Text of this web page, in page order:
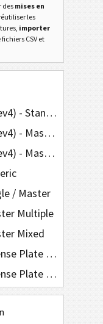
desmises en
les
importer
CSV et
Odette OTL 1 (V1Rev4) - Standard / Master
Odette OTL 1 (V1Rev4) - Master Multiple
Odette OTL 1 (V1Rev4) - Master Mixed
/ Master
Multiple
Mixed
Odette OTL 3 - License Plate - Single / Master
Odette OTL 3 - License Plate - Master Multiple
Odette OTL 3 - License Plate - Master Mixed